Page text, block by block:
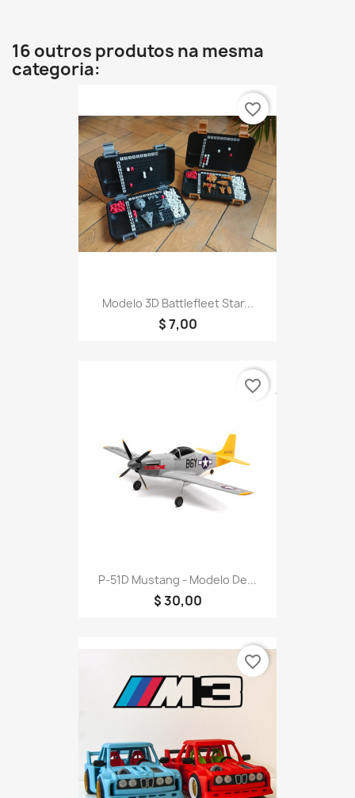
16 outros produtos na mesma
categoria:
Modelo 3D Battlefleet Star...
$ 7,00
favorite_border
P-51D Mustang - Modelo De...
$ 30,00
favorite_border
favorite_border